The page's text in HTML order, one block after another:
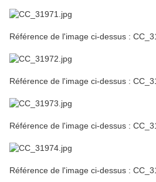
Référence de l'image ci-dessus :
Référence de l'image ci-dessus :
Référence de l'image ci-dessus :
Référence de l'image ci-dessus :